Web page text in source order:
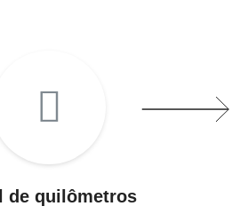
de quilômetros